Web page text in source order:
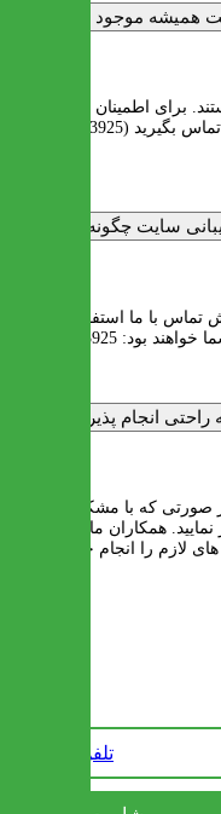
همیشه موجود هستند؟
سایت چگونه است؟
با ما استفاده نمایید.
02122253925
راحتی انجام پذیر است؟
صورتی که با مشکل مواجه
همکاران ما راهنمایی
های لازم را انجام خواهند داد
تلفن فروش